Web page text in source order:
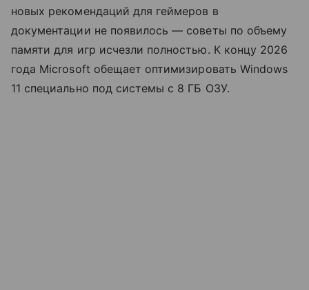
новых рекомендаций для геймеров в
документации не появилось — советы по объему
памяти для игр исчезли полностью. К концу 2026
года Microsoft обещает оптимизировать Windows
11 специально под системы с 8 ГБ ОЗУ.